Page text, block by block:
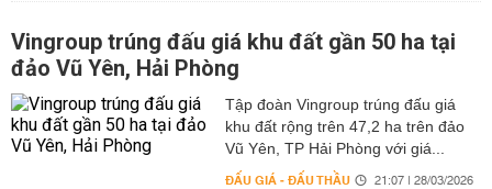
Vingroup trúng đấu giá khu đất gần 50 ha tại
đảo Vũ Yên, Hải Phòng
Tập đoàn Vingroup trúng đấu giá
khu đất rộng trên 47,2 ha trên đảo
Vũ Yên, TP Hải Phòng với giá...
ĐẤU GIÁ - ĐẤU THẦU 21:07 | 28/03/2026